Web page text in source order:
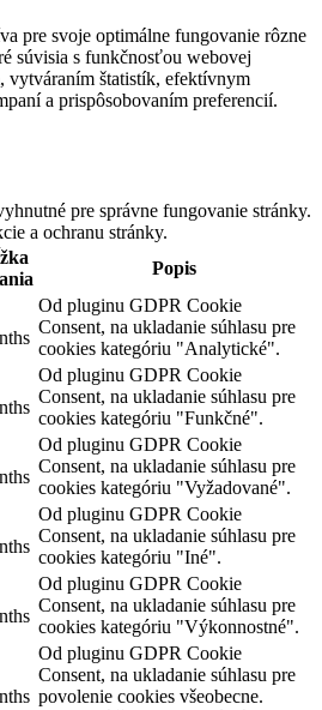
pre svoje optimálne fungovanie rôzne
súvisia s funkčnosťou webovej
vytváraním štatistík, efektívnym
a prispôsobovaním preferencií.
pre správne fungovanie stránky.
a ochranu stránky.
Popis
Od pluginu GDPR Cookie
Consent, na ukladanie súhlasu pre
cookies kategóriu "Analytické".
Od pluginu GDPR Cookie
Consent, na ukladanie súhlasu pre
cookies kategóriu "Funkčné".
Od pluginu GDPR Cookie
Consent, na ukladanie súhlasu pre
cookies kategóriu "Vyžadované".
Od pluginu GDPR Cookie
Consent, na ukladanie súhlasu pre
cookies kategóriu "Iné".
Od pluginu GDPR Cookie
Consent, na ukladanie súhlasu pre
cookies kategóriu "Výkonnostné".
Od pluginu GDPR Cookie
Consent, na ukladanie súhlasu pre
povolenie cookies všeobecne.